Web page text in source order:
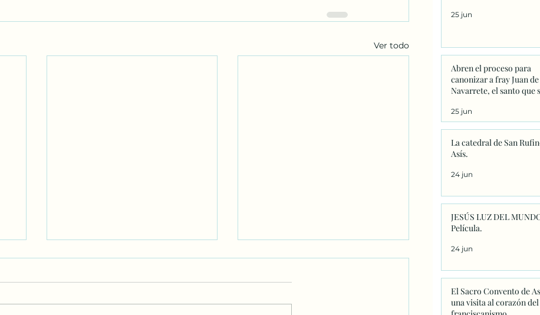
Ver todo
25 jun
Abren el proceso para
canonizar a fray Juan de
Navarrete, el santo que
25 jun
La catedral de San
Asís.
24 jun
JESÚS LUZ DEL
Película.
24 jun
El Sacro Convento de
una visita al corazón del